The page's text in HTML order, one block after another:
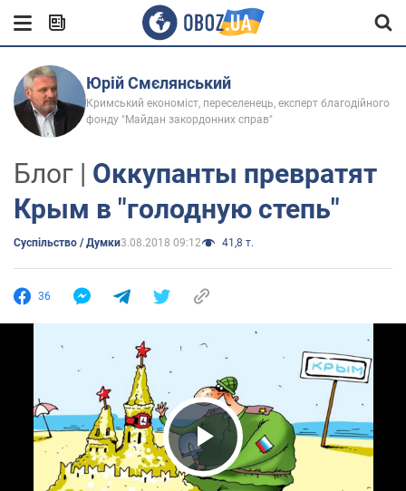
Юрій Смєлянський
Кримський економіст, переселенець, експерт благодійного
фонду "Майдан закордонних справ"
Блог | Оккупанты превратят
Крым в "голодную степь"
Суспільство / Думки3.08.2018 09:12 41,8 т.
36
Play Video